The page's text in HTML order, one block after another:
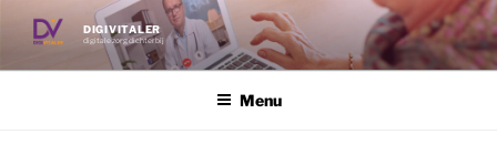
de
DIGIVITALER
digitale zorg dichterbij
Menu